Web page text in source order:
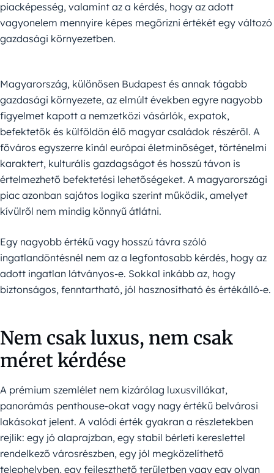
piacképesség, valamint az a kérdés, hogy az adott
vagyonelem mennyire képes megőrizni értékét egy változó
gazdasági környezetben.
Magyarország, különösen Budapest és annak tágabb
gazdasági környezete, az elmúlt években egyre nagyobb
figyelmet kapott a nemzetközi vásárlók, expatok,
befektetők és külföldön élő magyar családok részéről. A
főváros egyszerre kínál európai életminőséget, történelmi
karaktert, kulturális gazdagságot és hosszú távon is
értelmezhető befektetési lehetőségeket. A magyarországi
piac azonban sajátos logika szerint működik, amelyet
kívülről nem mindig könnyű átlátni.
Egy nagyobb értékű vagy hosszú távra szóló
ingatlandöntésnél nem az a legfontosabb kérdés, hogy az
adott ingatlan látványos-e. Sokkal inkább az, hogy
biztonságos, fenntartható, jól hasznosítható és értékálló-e.
Nem csak luxus, nem csak
méret kérdése
A prémium szemlélet nem kizárólag luxusvillákat,
panorámás penthouse-okat vagy nagy értékű belvárosi
lakásokat jelent. A valódi érték gyakran a részletekben
rejlik: egy jó alaprajzban, egy stabil bérleti kereslettel
rendelkező városrészben, egy jól megközelíthető
telephelyben, egy fejleszthető területben vagy egy olyan